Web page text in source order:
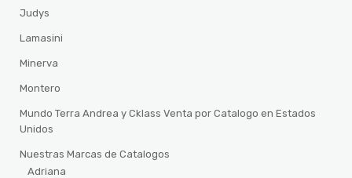
Judys
Lamasini
Minerva
Montero
Mundo Terra Andrea y Cklass Venta por Catalogo en Estados
Unidos
Nuestras Marcas de Catalogos
Adriana